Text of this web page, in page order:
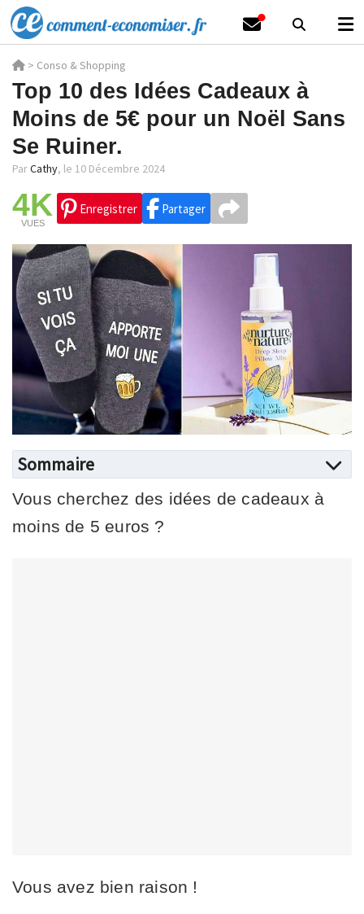
> Conso & Shopping
Top 10 des Idées Cadeaux à
Moins de 5€ pour un Noël Sans
Se Ruiner.
ParCathy, le 10 Décembre 2024
4K
VUES
Enregistrer Partager
Sommaire
Vous cherchez des idées de cadeaux à
moins de 5 euros ?
Vous avez bien raison !